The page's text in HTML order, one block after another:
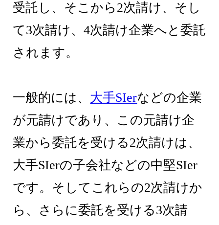
受託し、そこから2次請け、そし
て3次請け、4次請け企業へと委託
されます。
一般的には、 大手SIerなどの企業
が元請けであり、この元請け企
業から委託を受ける2次請けは、
大手SIerの子会社などの中堅SIer
です。そしてこれらの2次請けか
ら、さらに委託を受ける3次請